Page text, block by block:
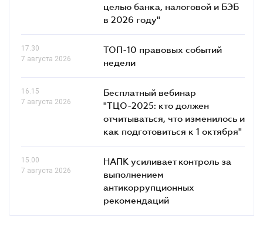
целью банка, налоговой и БЭБ
в 2026 году"
17.30
7 августа 2026
ТОП-10 правовых событий
недели
16.15
7 августа 2026
Бесплатный вебинар
"ТЦО-2025: кто должен
отчитываться, что изменилось и
как подготовиться к 1 октября"
15.00
7 августа 2026
НАПК усиливает контроль за
выполнением
антикоррупционных
рекомендаций